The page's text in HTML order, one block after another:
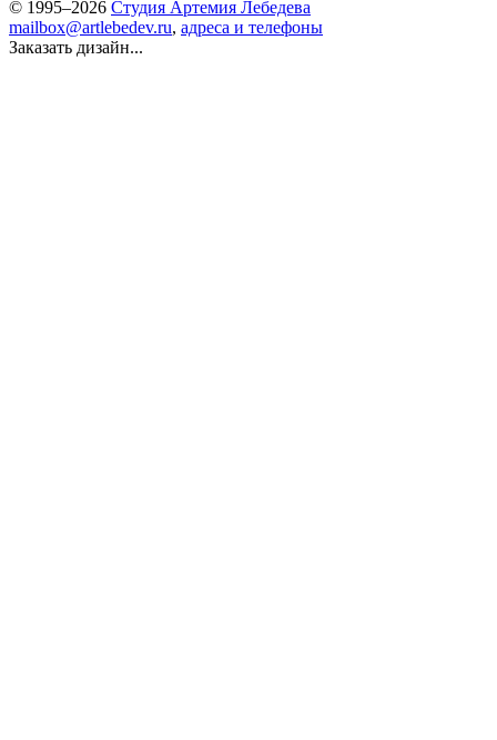
© 1995–2026 Студия Артемия Лебедева
mailbox@artlebedev.ru, адреса и телефоны
Заказать дизайн...